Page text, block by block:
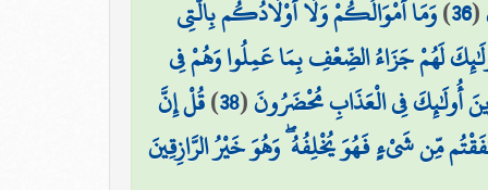
(
36
)وَمَا أَمْوَالُكُمْ وَلَا أَوْلَادُكُم بِالَّتِي
لَهُمْ جَزَاءُ الضِّعْفِ بِمَا عَمِلُوا وَهُمْ فِي
أُولَٰئِكَ فِي الْعَذَابِ مُحْضَرُونَ(
38
)قُلْ إِنَّ
مِّن شَيْءٍ فَهُوَ يُخْلِفُهُ ۖ وَهُوَ خَيْرُ الرَّازِقِينَ